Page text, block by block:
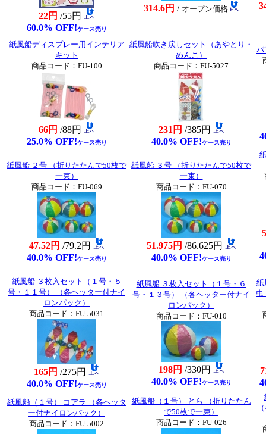
22円 /55円
60.0% OFF!ケース売り
314.6円 / オープン価格
紙風船ディスプレー用インテリア
キット
商品コード：FU-100
66円 /88円
25.0% OFF!ケース売り
紙風船吹き戻しセット（あやとり・
めんこ）
商品コード：FU-5027
231円 /385円
40.0% OFF!ケース売り
バ
紙風船 ２号 （折りたたんで50枚で
一束）
商品コード：FU-069
47.52円 /79.2円
40.0% OFF!ケース売り
紙風船 ３号 （折りたたんで50枚で
一束）
商品コード：FU-070
51.975円 /86.625円
40.0% OFF!ケース売り
紙風船 ３枚入セット（１号・５
号・１１号） （各ヘッター付ナイ
ロンパック）
商品コード：FU-5031
165円 /275円
40.0% OFF!ケース売り
紙風船 ３枚入セット（１号・６
号・１３号） （各ヘッター付ナイ
ロンパック）
商品コード：FU-010
198円 /330円
40.0% OFF!ケース売り
紙
虫
紙風船（１号） コアラ （各ヘッタ
ー付ナイロンパック）
商品コード：FU-5002
紙風船（１号） とら （折りたたん
で50枚で一束）
商品コード：FU-026